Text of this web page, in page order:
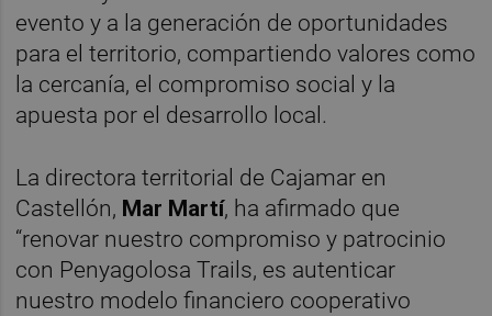
evento y a la generación de oportunidades
para el territorio, compartiendo valores como
la cercanía, el compromiso social y la
apuesta por el desarrollo local.
La directora territorial de Cajamar en
Castellón, Mar Martí, ha afirmado que
“renovar nuestro compromiso y patrocinio
con Penyagolosa Trails, es autenticar
nuestro modelo financiero cooperativo